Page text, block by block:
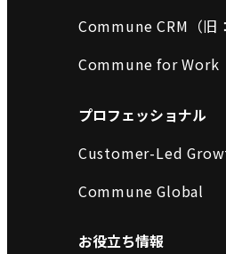
Commune CRM（旧
Commune for Work
プロフェッショナル
Customer-Led
Commune Global
お役立ち情報